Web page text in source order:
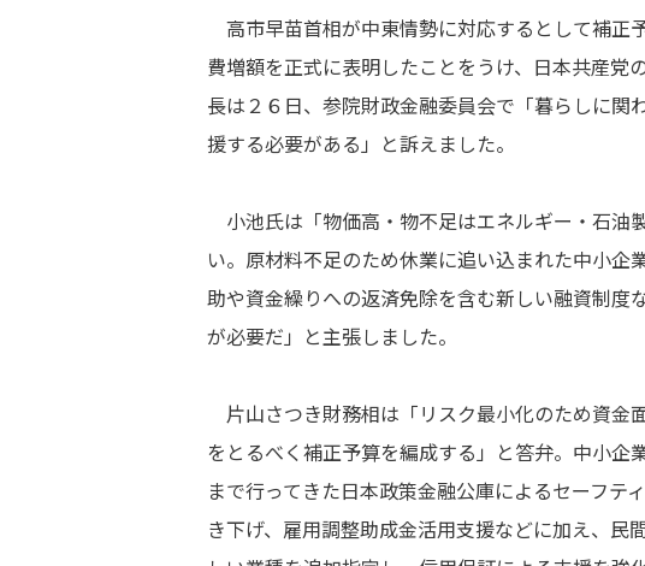
高市早苗首相が中東情勢に対応するとして補正
費増額を正式に表明したことをうけ、日本共産党
長は２６日、参院財政金融委員会で「暮らしに関
援する必要がある」と訴えました。
小池氏は「物価高・物不足はエネルギー・石油
い。原材料不足のため休業に追い込まれた中小企
助や資金繰りへの返済免除を含む新しい融資制度
が必要だ」と主張しました。
片山さつき財務相は「リスク最小化のため資金
をとるべく補正予算を編成する」と答弁。中小企
まで行ってきた日本政策金融公庫によるセーフテ
き下げ、雇用調整助成金活用支援などに加え、